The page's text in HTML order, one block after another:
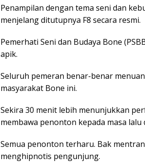
Penampilan dengan tema seni dan
menjelang ditutupnya F8 secara resmi.
Pemerhati Seni dan Budaya Bone
apik.
Seluruh pemeran benar-benar
masyarakat Bone ini.
Sekira 30 menit lebih menunjukkan
membawa penonton kepada masa
Semua penonton terharu. Bak
menghipnotis pengunjung.